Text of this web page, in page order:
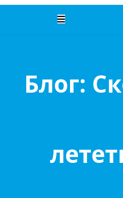
Блог: